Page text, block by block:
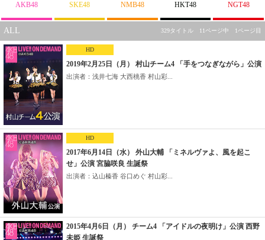
AKB48 SKE48 NMB48 HKT48 NGT48
ALL 329タイトル 11ページ中 1ページ目
HD
2019年2月25日（月） 村山チーム4 「手をつなぎながら」公演
出演者：浅井七海 大西桃香 村山彩...
HD
2017年6月14日（水） 外山大輔 「ミネルヴァよ、風を起こ
せ」公演 宮脇咲良 生誕祭
出演者：込山榛香 谷口めぐ 村山彩...
2015年4月6日（月） チーム4 「アイドルの夜明け」公演 西野
未姫 生誕祭